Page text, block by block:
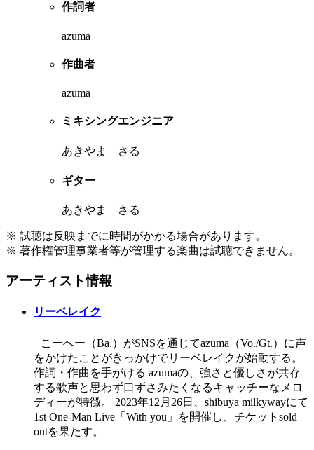
作詞者
azuma
作曲者
azuma
ミキシングエンジニア
あきやま さる
ギター
あきやま さる
※ 試聴は反映までに時間がかかる場合があります。
※ 著作権管理事業者等が管理する楽曲は試聴できません。
アーティスト情報
リーベレイク
こーへー（Ba.）がSNSを通じて azuma（Vo./Gt.）に声
をかけたことがきっかけでリーベレイクが始動する。
作詞・作曲を手がける azumaの、強さと優しさが共存
する歌声と思わず口ずさみたくなるキャッチーなメロ
ディーが特徴。 2023年12月26日、shibuya milkywayにて
1st One-Man Live「With you」を開催し、チケットsold
outを果たす。